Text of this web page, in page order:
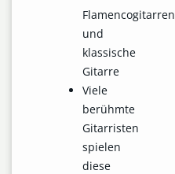
Flamencogitarren
und
klassische
Gitarre
Viele
berühmte
Gitarristen
spielen
diese